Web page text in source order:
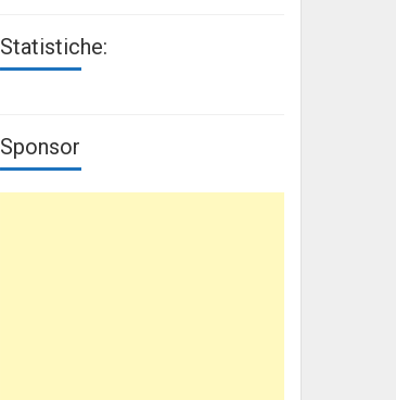
Statistiche:
Sponsor